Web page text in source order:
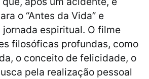
o “Antes da Vida” e
jornada espiritual. O filme
filosóficas profundas, como
o conceito de felicidade, o
pela realização pessoal